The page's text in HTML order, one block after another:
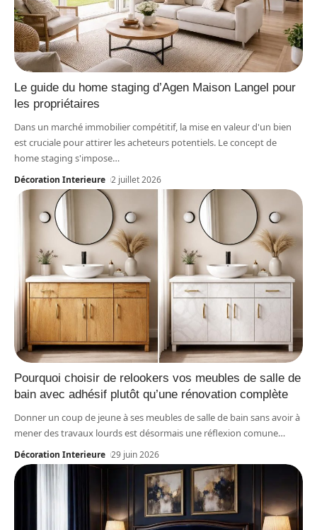
Le guide du home staging d’Agen Maison Langel pour
les propriétaires
Dans un marché immobilier compétitif, la mise en valeur d'un bien
est cruciale pour attirer les acheteurs potentiels. Le concept de
home staging s'impose…
Décoration Interieure 2 juillet 2026
Pourquoi choisir de relookers vos meubles de salle de
bain avec adhésif plutôt qu’une rénovation complète
Donner un coup de jeune à ses meubles de salle de bain sans avoir à
mener des travaux lourds est désormais une réflexion comune…
Décoration Interieure 29 juin 2026